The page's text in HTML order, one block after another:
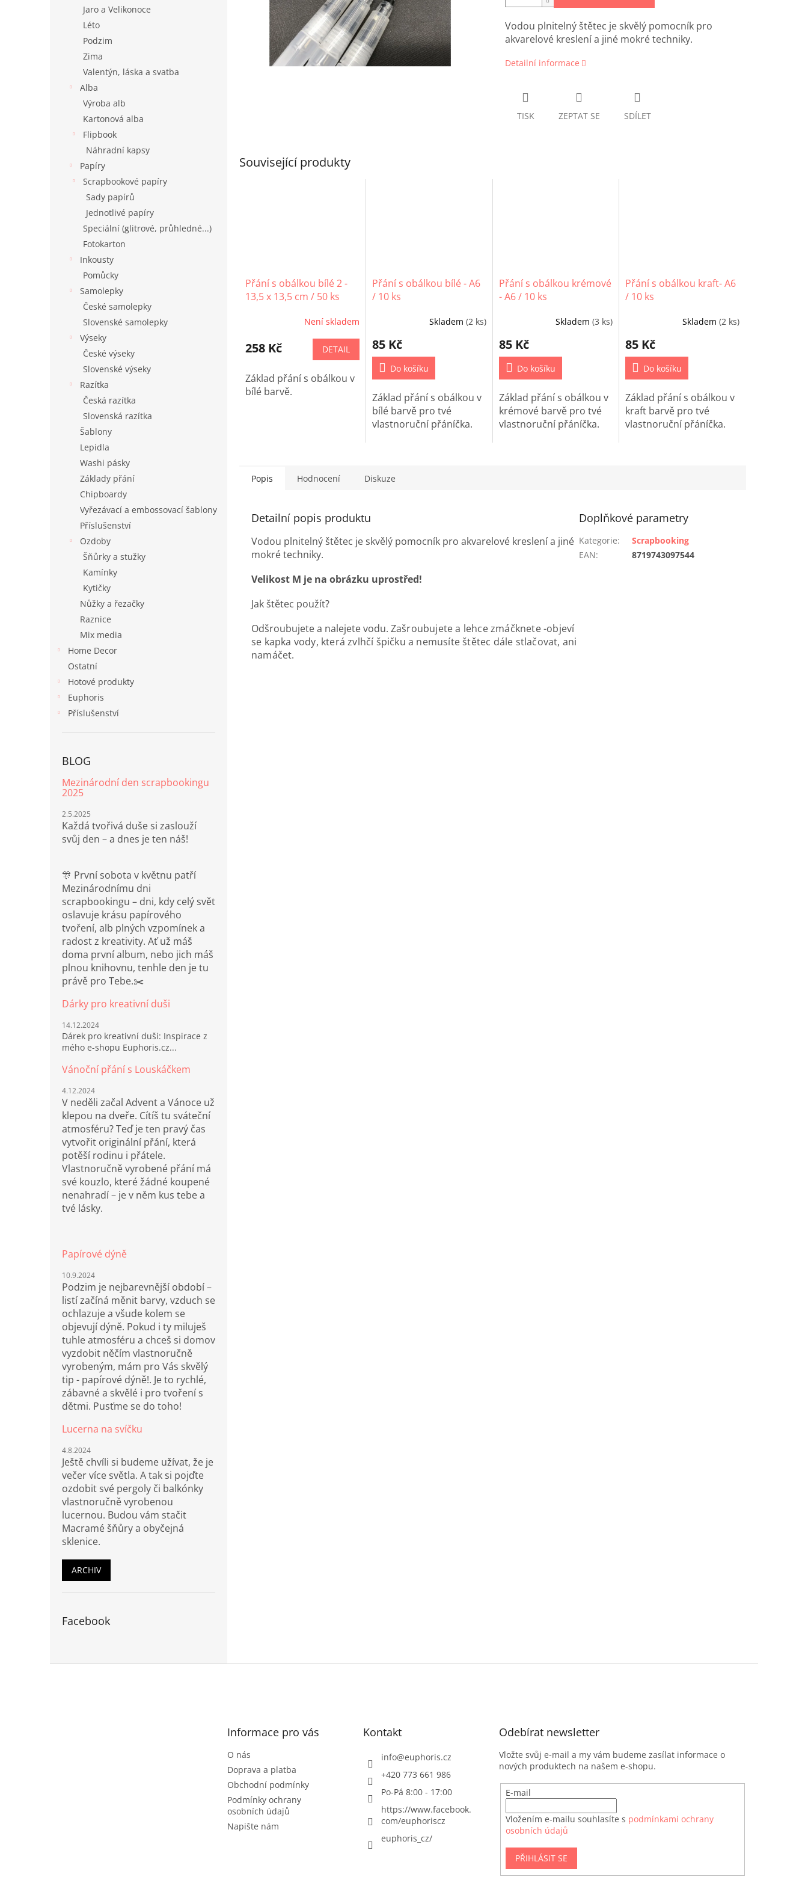
Jaro a Velikonoce
Léto
Podzim
Zima
Valentýn, láska a svatba
Alba
Výroba alb
Kartonová alba
Flipbook
Náhradní kapsy
Papíry
Scrapbookové papíry
Sady papírů
Jednotlivé papíry
Speciální (glitrové, průhledné...)
Fotokarton
Inkousty
Pomůcky
Samolepky
České samolepky
Slovenské samolepky
Výseky
České výseky
Slovenské výseky
Razítka
Česká razítka
Slovenská razítka
Šablony
Lepidla
Washi pásky
Základy přání
Chipboardy
Vyřezávací a embossovací šablony
Příslušenství
Ozdoby
Šňůrky a stužky
Kamínky
Kytičky
Nůžky a řezačky
Raznice
Mix media
Home Decor
Ostatní
Hotové produkty
Euphoris
Příslušenství
BLOG
Mezinárodní den scrapbookingu
2025
2.5.2025
Každá tvořivá duše si zaslouží
svůj den – a dnes je ten náš!
🎊 První sobota v květnu patří
Mezinárodnímu dni
scrapbookingu – dni, kdy celý svět
oslavuje krásu papírového
tvoření, alb plných vzpomínek a
radost z kreativity. Ať už máš
doma první album, nebo jich máš
plnou knihovnu, tenhle den je tu
právě pro Tebe.✂️
Dárky pro kreativní duši
14.12.2024
Dárek pro kreativní duši: Inspirace z
mého e-shopu Euphoris.cz...
Vánoční přání s Louskáčkem
4.12.2024
V neděli začal Advent a Vánoce už
klepou na dveře. Cítíš tu sváteční
atmosféru? Teď je ten pravý čas
vytvořit originální přání, která
potěší rodinu i přátele.
Vlastnoručně vyrobené přání má
své kouzlo, které žádné koupené
nenahradí – je v něm kus tebe a
tvé lásky.
Papírové dýně
10.9.2024
Podzim je nejbarevnější období –
listí začíná měnit barvy, vzduch se
ochlazuje a všude kolem se
objevují dýně. Pokud i ty miluješ
tuhle atmosféru a chceš si domov
vyzdobit něčím vlastnoručně
vyrobeným, mám pro Vás skvělý
tip - papírové dýně!. Je to rychlé,
zábavné a skvělé i pro tvoření s
dětmi. Pusťme se do toho!
Lucerna na svíčku
4.8.2024
Ještě chvíli si budeme užívat, že je
večer více světla. A tak si pojďte
ozdobit své pergoly či balkónky
vlastnoručně vyrobenou
lucernou. Budou vám stačit
Macramé šňůry a obyčejná
sklenice.
ARCHIV
Facebook
Vodou plnitelný štětec je skvělý pomocník pro
akvarelové kreslení a jiné mokré techniky.
Detailní informace
TISK ZEPTAT SE SDÍLET
Související produkty
Přání s obálkou bílé 2 -
13,5 x 13,5 cm / 50 ks
Není skladem
258 Kč DETAIL
Základ přání s obálkou v
bílé barvě.
Přání s obálkou bílé - A6
/ 10 ks
Skladem (2 ks)
85 Kč
Do košíku
Základ přání s obálkou v
bílé barvě pro tvé
vlastnoruční přáníčka.
Přání s obálkou krémové
- A6 / 10 ks
Skladem(3 ks)
85 Kč
Do košíku
Základ přání s obálkou v
krémové barvě pro tvé
vlastnoruční přáníčka.
Přání s obálkou kraft- A6
/ 10 ks
Skladem (2 ks)
85 Kč
Do košíku
Základ přání s obálkou v
kraft barvě pro tvé
vlastnoruční přáníčka.
Popis Hodnocení Diskuze
Detailní popis produktu
Vodou plnitelný štětec je skvělý pomocník pro akvarelové kreslení a jiné
mokré techniky.
Velikost M je na obrázku uprostřed!
Jak štětec použít?
Odšroubujete a nalejete vodu. Zašroubujete a lehce zmáčknete -objeví
se kapka vody, která zvlhčí špičku a nemusíte štětec dále stlačovat, ani
namáčet.
Doplňkové parametry
Kategorie:
Scrapbooking
EAN: 8719743097544
Informace pro vás
O nás
Doprava a platba
Obchodní podmínky
Podmínky ochrany
osobních údajů
Napište nám
Kontakt
info@euphoris.cz
+420 773 661 986
Po-Pá 8:00 - 17:00
https://www.facebook.
com/euphoriscz
euphoris_cz/
Odebírat newsletter
Vložte svůj e-mail a my vám budeme zasílat informace o
nových produktech na našem e-shopu.
E-mail
Vložením e-mailu souhlasíte s podmínkami ochrany
osobních údajů
PŘIHLÁSIT SE